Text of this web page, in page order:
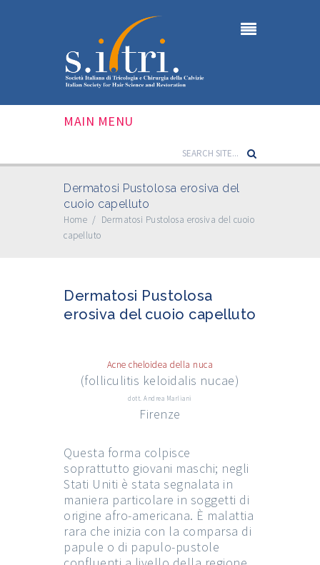
MAIN MENU
Dermatosi Pustolosa erosiva del
cuoio capelluto
Home / Dermatosi Pustolosa erosiva del cuoio
capelluto
Dermatosi Pustolosa
erosiva del cuoio capelluto
Acne cheloidea della nuca
(folliculitis keloidalis nucae)
dott. Andrea Marliani
Firenze
Questa forma colpisce
soprattutto giovani maschi; negli
Stati Uniti è stata segnalata in
maniera particolare in soggetti di
origine afro-americana. È malattia
rara che inizia con la comparsa di
papule o di papulo-pustole